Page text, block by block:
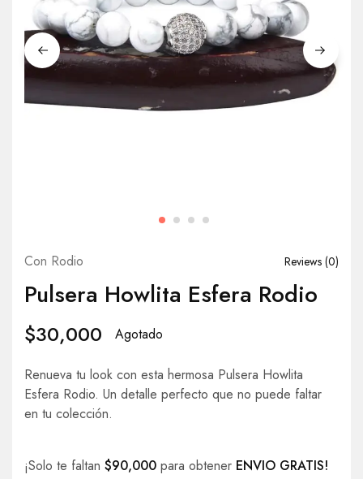
Con Rodio Reviews (0)
Pulsera Howlita Esfera Rodio
$30,000 Agotado
Renueva tu look con esta hermosa Pulsera Howlita
Esfera Rodio. Un detalle perfecto que no puede faltar
en tu colección.
¡Solo te faltan $90,000 para obtener ENVIO GRATIS!